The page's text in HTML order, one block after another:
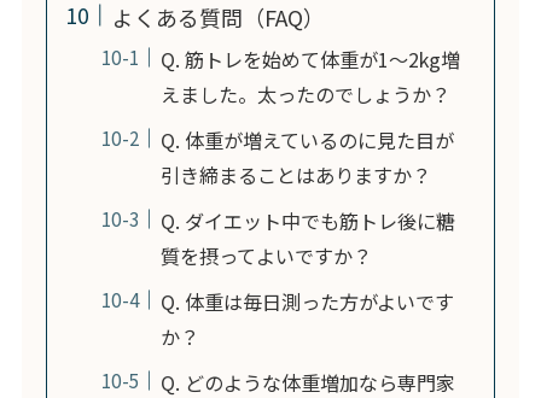
よくある質問（FAQ）
Q. 筋トレを始めて体重が1〜2kg増
えました。太ったのでしょうか？
Q. 体重が増えているのに見た目が
引き締まることはありますか？
Q. ダイエット中でも筋トレ後に糖
質を摂ってよいですか？
Q. 体重は毎日測った方がよいです
か？
Q. どのような体重増加なら専門家